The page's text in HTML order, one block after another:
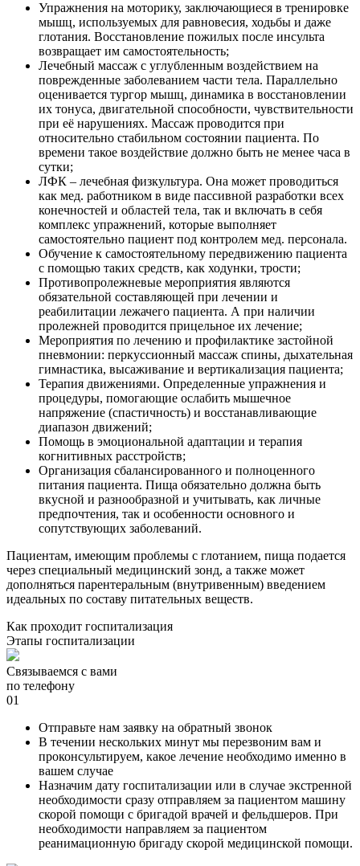
Упражнения на моторику, заключающиеся в тренировке
мышц, используемых для равновесия, ходьбы и даже
глотания. Восстановление пожилых после инсульта
возвращает им самостоятельность;
Лечебный массаж с углубленным воздействием на
поврежденные заболеванием части тела. Параллельно
оценивается тургор мышц, динамика в восстановлении
их тонуса, двигательной способности, чувствительности
при её нарушениях. Массаж проводится при
относительно стабильном состоянии пациента. По
времени такое воздействие должно быть не менее часа в
сутки;
ЛФК – лечебная физкультура. Она может проводиться
как мед. работником в виде пассивной разработки всех
конечностей и областей тела, так и включать в себя
комплекс упражнений, которые выполняет
самостоятельно пациент под контролем мед. персонала.
Обучение к самостоятельному передвижению пациента
с помощью таких средств, как ходунки, трости;
Противопролежневые мероприятия являются
обязательной составляющей при лечении и
реабилитации лежачего пациента. А при наличии
пролежней проводится прицельное их лечение;
Мероприятия по лечению и профилактике застойной
пневмонии: перкуссионный массаж спины, дыхательная
гимнастика, высаживание и вертикализация пациента;
Терапия движениями. Определенные упражнения и
процедуры, помогающие ослабить мышечное
напряжение (спастичность) и восстанавливающие
диапазон движений;
Помощь в эмоциональной адаптации и терапия
когнитивных расстройств;
Организация сбалансированного и полноценного
питания пациента. Пища обязательно должна быть
вкусной и разнообразной и учитывать, как личные
предпочтения, так и особенности основного и
сопутствующих заболеваний.
Пациентам, имеющим проблемы с глотанием, пища подается
через специальный медицинский зонд, а также может
дополняться парентеральным (внутривенным) введением
идеальных по составу питательных веществ.
Как проходит госпитализация
Этапы госпитализации
Связываемся с вами
по телефону
01
Отправьте нам заявку на обратный звонок
В течении нескольких минут мы перезвоним вам и
проконсультируем, какое лечение необходимо именно в
вашем случае
Назначим дату госпитализации или в случае экстренной
необходимости сразу отправляем за пациентом машину
скорой помощи с бригадой врачей и фельдшеров. При
необходимости направляем за пациентом
реанимационную бригаду скорой медицинской помощи.